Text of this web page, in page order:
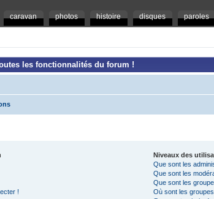
caravan photos histoire disques paroles
les fonctionnalités du forum !
!
Niveaux des
Que sont les
Que sont les
Que sont les
Où sont les